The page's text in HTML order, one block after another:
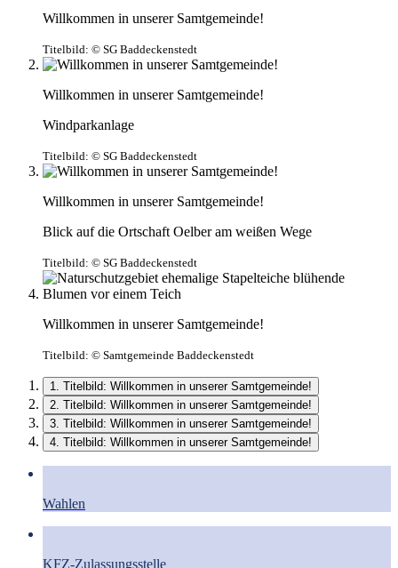
Willkommen in unserer Samtgemeinde!
Titelbild: © SG Baddeckenstedt
Willkommen in unserer Samtgemeinde!
Windparkanlage
Titelbild: © SG Baddeckenstedt
Willkommen in unserer Samtgemeinde!
Blick auf die Ortschaft Oelber am weißen Wege
Titelbild: © SG Baddeckenstedt
Willkommen in unserer Samtgemeinde!
Titelbild: © Samtgemeinde Baddeckenstedt
1. Titelbild: Willkommen in unserer Samtgemeinde!
2. Titelbild: Willkommen in unserer Samtgemeinde!
3. Titelbild: Willkommen in unserer Samtgemeinde!
4. Titelbild: Willkommen in unserer Samtgemeinde!
Wahlen
KFZ-Zulassungsstelle